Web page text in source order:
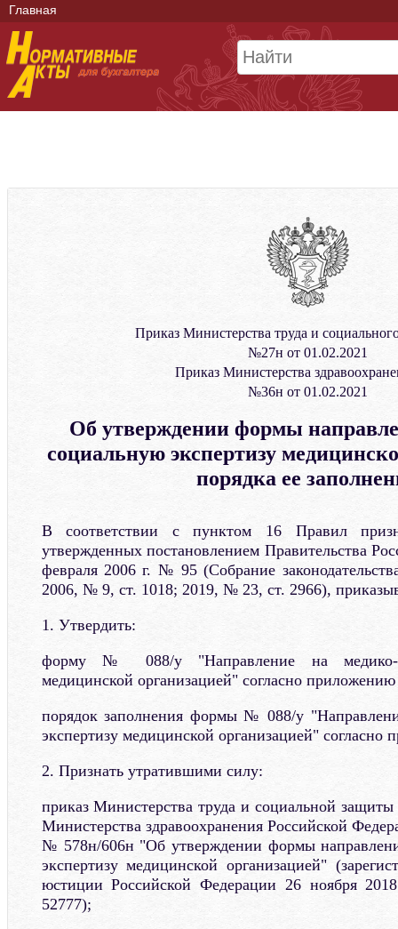
Главная
Приказ Министерства труда и
№27н от 01.02.2021
Приказ Министерства
№36н от 01.02.2021
Об утверждении формы
социальную экспертизу
порядка ее
В соответствии с пунктом 16 Правил
утвержденных постановлением Правительства
февраля 2006 г. № 95 (Собрание
2006, № 9, ст. 1018; 2019, № 23, ст. 2966),
1. Утвердить:
форму № 088/у "Направление на медико-
медицинской организацией" согласно
порядок заполнения формы № 088/у
экспертизу медицинской организацией"
2. Признать утратившими силу:
приказ Министерства труда и социальной
Министерства здравоохранения Российской
№ 578н/606н "Об утверждении формы
экспертизу медицинской организацией"
юстиции Российской Федерации 26 ноября
52777);